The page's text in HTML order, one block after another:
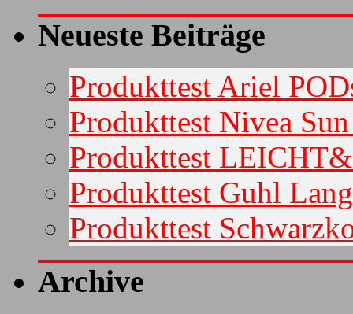
Neueste Beiträge
Produkttest Ariel
Produkttest Nivea
Produkttest
Produkttest Guhl
Produkttest
Archive